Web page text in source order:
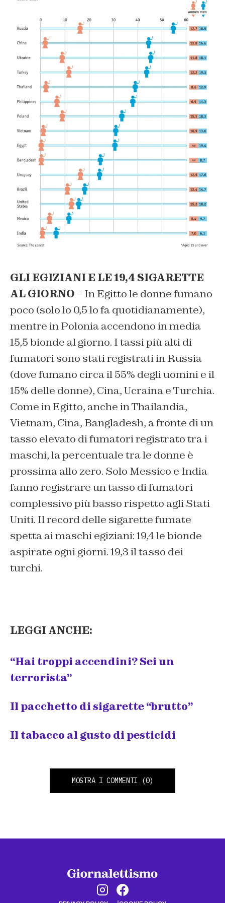
GLI EGIZIANI E LE 19,4 SIGARETTE
AL GIORNO– In Egitto le donne fumano
poco (solo lo 0,5 lo fa quotidianamente),
mentre in Polonia accendono in media
15,5 bionde al giorno. I tassi più alti di
fumatori sono stati registrati in Russia
(dove fumano circa il 55% degli uomini e il
15% delle donne), Cina, Ucraina e Turchia.
Come in Egitto, anche in Thailandia,
Vietnam, Cina, Bangladesh, a fronte di un
tasso elevato di fumatori registrato tra i
maschi, la percentuale tra le donne è
prossima allo zero. Solo Messico e India
fanno registrare un tasso di fumatori
complessivo più basso rispetto agli Stati
Uniti. Il record delle sigarette fumate
spetta ai maschi egiziani: 19,4 le bionde
aspirate ogni giorni. 19,3 il tasso dei
turchi.
LEGGI ANCHE:
“Hai troppi accendini? Sei un
terrorista”
Il pacchetto di sigarette “brutto”
Il tabacco al gusto di pesticidi
MOSTRA I COMMENTI (0)